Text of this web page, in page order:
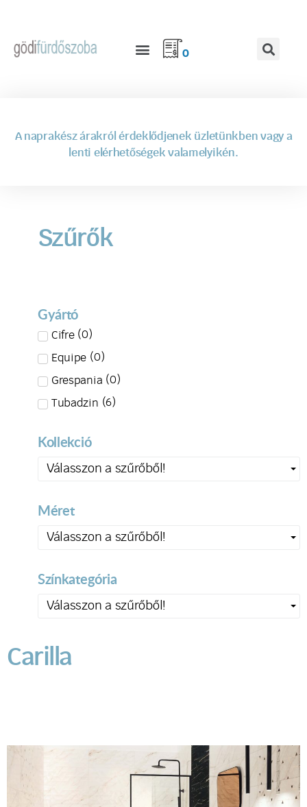
0
A naprakész árakról érdeklődjenek üzletünkben vagy a
lenti elérhetőségek valamelyikén.
Szűrők
Gyártó
Cifre (0)
Equipe (0)
Grespania (0)
Tubadzin (6)
Kollekció
Válasszon a szűrőből!
Méret
Válasszon a szűrőből!
Színkategória
Válasszon a szűrőből!
Carilla